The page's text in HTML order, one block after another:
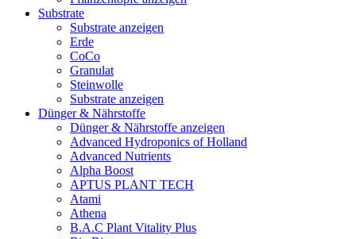
Substrate
Substrate anzeigen
Erde
CoCo
Granulat
Steinwolle
Substrate anzeigen
Dünger & Nährstoffe
Dünger & Nährstoffe anzeigen
Advanced Hydroponics of Holland
Advanced Nutrients
Alpha Boost
APTUS PLANT TECH
Atami
Athena
B.A.C Plant Vitality Plus